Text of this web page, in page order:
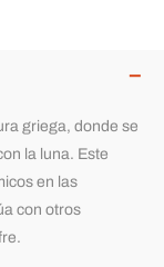
griega, donde se
la luna. Este
en las
con otros